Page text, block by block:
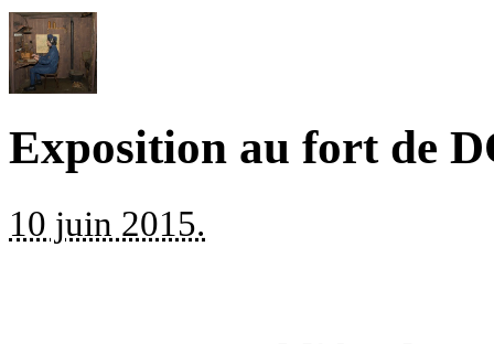
Exposition au fort de
10 juin 2015.